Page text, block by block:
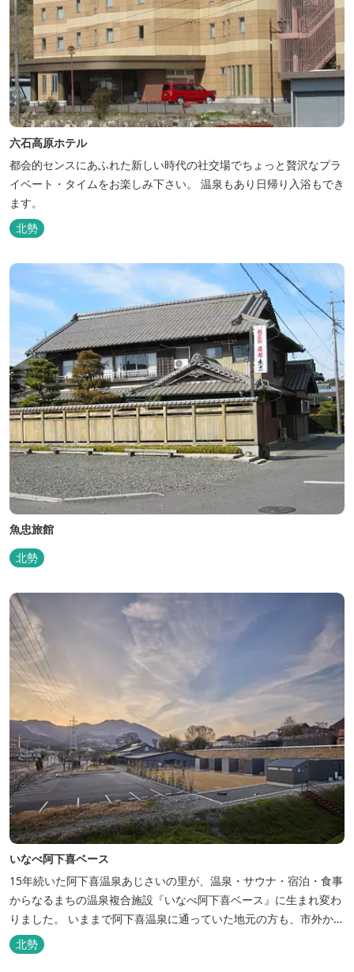
六石高原ホテル
都会的センスにあふれた新しい時代の社交場でちょっと贅沢なプラ
イベート・タイムをお楽しみ下さい。 温泉もあり日帰り入浴もでき
ます。
北勢
魚忠旅館
北勢
いなべ阿下喜ベース
15年続いた阿下喜温泉あじさいの里が、温泉・サウナ・宿泊・食事
からなるまちの温泉複合施設『いなべ阿下喜ベース』に生まれ変わ
りました。 いままで阿下喜温泉に通っていた地元の方も、市外から
いなべ市に遊びに来られる方も楽しめる施設になります。今まで人
気だった温泉はそのままに、サウナエリアやコンテナタイプの宿
北勢